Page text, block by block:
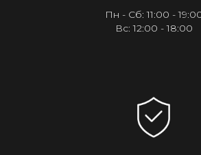
Пн - Сб: 11:00 -
Вс: 12:00 - 18:00